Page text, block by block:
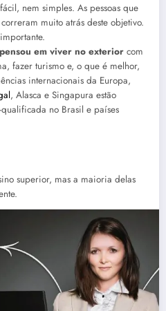
nem simples. As pessoas que
muito atrás deste objetivo.
pensou em viver no exterior com
fazer turismo e, o que é melhor,
internacionais da Europa,
, Alasca e Singapura estão
no Brasil e países
superior, mas a maioria delas